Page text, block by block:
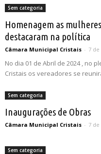
Sem categoria
Homenagem as
destacaram na política
Câmara Municipal Cristais - 7
No dia 01 de Abril de 2024 , no
Cristais os vereadores se
Sem categoria
Inaugurações de Obras
Câmara Municipal Cristais - 7
Sem categoria